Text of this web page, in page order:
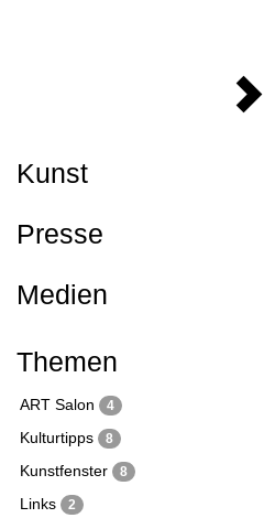
Kunst
Presse
Medien
Themen
ART Salon 4
Kulturtipps 8
Kunstfenster 8
Links 2